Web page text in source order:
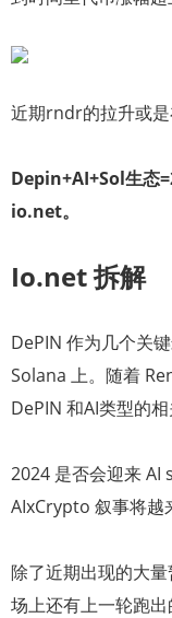
近期rndr的拉升或是
Depin+AI+Sol生态
io.net。
Io.net 拆解
DePIN 作为几个关
Solana 上。随着
DePIN 和AI类型的
2024 是否会迎来 AI
AIxCrypto 叙事将越
除了近期出现的大
场上还有上一轮跑